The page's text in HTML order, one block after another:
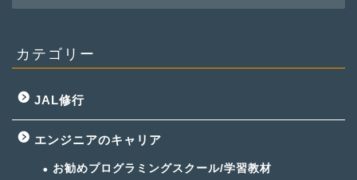
カテゴリー
JAL修行
エンジニアのキャリア
お勧めプログラミングスクール/学習教材